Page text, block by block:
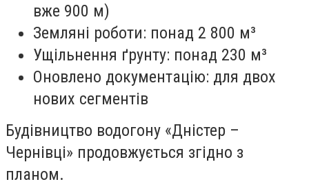
вже 900 м)
Земляні роботи: понад 2 800 м³
Ущільнення ґрунту: понад 230 м³
Оновлено документацію: для двох
нових сегментів
Будівництво водогону «Дністер –
Чернівці» продовжується згідно з
планом.